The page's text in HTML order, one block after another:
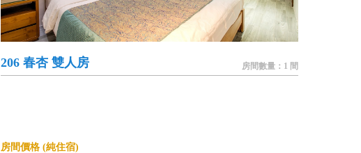
206 春杏 雙人房 房間數量：1 間
房間價格 (純住宿)